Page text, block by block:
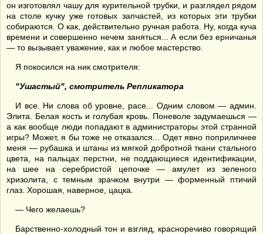
он изготовлял чашу для курительной трубки, и разглядел рядом
на столе кучку уже готовых запчастей, из которых эти трубки
собираются. О как, действительно ручная работа. Ну, когда куча
времени и совершенно нечем заняться... А если без ерничанья
— то вызывает уважение, как и любое мастерство.
Я покосился на ник смотрителя:
"Ушастый", смотритель Репликатора
И все. Ни слова об уровне, расе... Одним словом — админ.
Элита. Белая кость и голубая кровь. Поневоле задумаешься —
а как вообще люди попадают в администраторы этой странной
игры? Может, я бы тоже не отказался... Одет явно поприличнее
меня — рубашка и штаны из мягкой добротной ткани стального
цвета, на пальцах перстни, не поддающиеся идентификации,
на шее на серебристой цепочке — амулет из зеленого
хризолита, с темным зрачком внутри — форменный птичий
глаз. Хорошая, наверное, цацка.
— Чего желаешь?
Барственно-холодный тон и взгляд, красноречиво говорящий